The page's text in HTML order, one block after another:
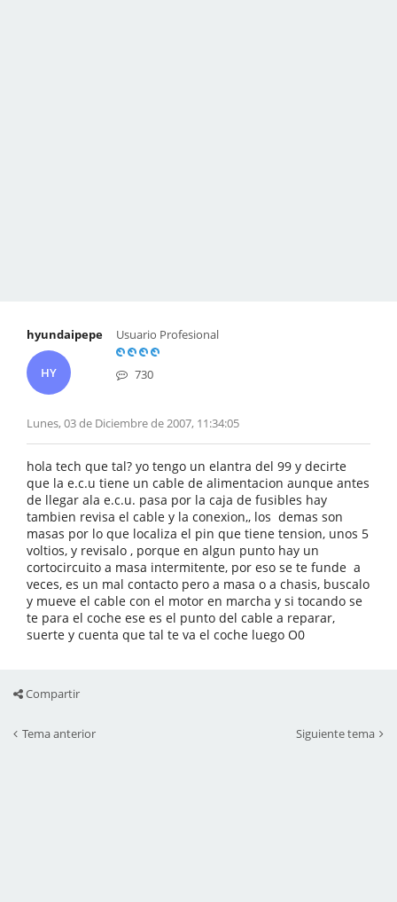
hyundaipepe
HY
Usuario Profesional
730
Lunes, 03 de Diciembre de 2007, 11:34:05
hola tech que tal? yo tengo un elantra del 99 y decirte
que la e.c.u tiene un cable de alimentacion aunque antes
de llegar ala e.c.u. pasa por la caja de fusibles hay
tambien revisa el cable y la conexion,, los demas son
masas por lo que localiza el pin que tiene tension, unos 5
voltios, y revisalo , porque en algun punto hay un
cortocircuito a masa intermitente, por eso se te funde a
veces, es un mal contacto pero a masa o a chasis, buscalo
y mueve el cable con el motor en marcha y si tocando se
te para el coche ese es el punto del cable a reparar,
suerte y cuenta que tal te va el coche luego O0
Compartir
Tema anterior Siguiente tema